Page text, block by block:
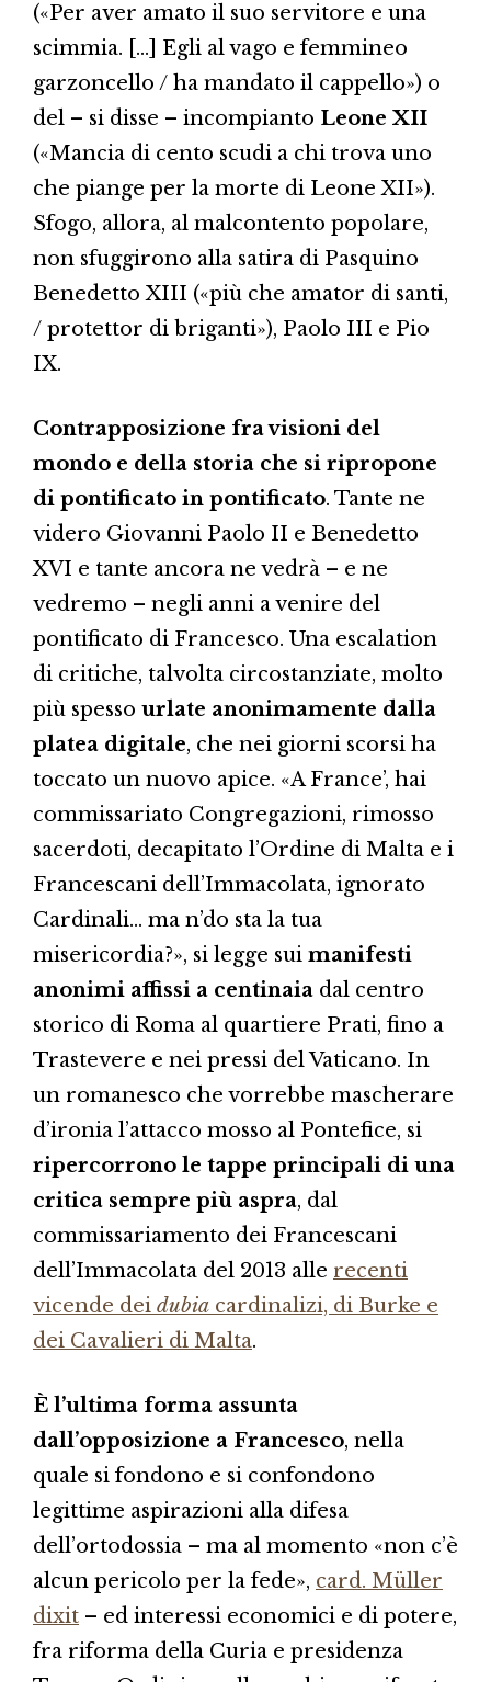
(«Per aver amato il suo servitore e una
scimmia. […] Egli al vago e femmineo
garzoncello / ha mandato il cappello») o
del – si disse – incompianto Leone XII
(«Mancia di cento scudi a chi trova uno
che piange per la morte di Leone XII»).
Sfogo, allora, al malcontento popolare,
non sfuggirono alla satira di Pasquino
Benedetto XIII («più che amator di santi,
/ protettor di briganti»), Paolo III e Pio
IX.
Contrapposizione fra visioni del
mondo e della storia che si ripropone
di pontificato in pontificato. Tante ne
videro Giovanni Paolo II e Benedetto
XVI e tante ancora ne vedrà – e ne
vedremo – negli anni a venire del
pontificato di Francesco. Una escalation
di critiche, talvolta circostanziate, molto
più spesso urlate anonimamente dalla
platea digitale, che nei giorni scorsi ha
toccato un nuovo apice. «A France’, hai
commissariato Congregazioni, rimosso
sacerdoti, decapitato l’Ordine di Malta e i
Francescani dell’Immacolata, ignorato
Cardinali… ma n’do sta la tua
misericordia?», si legge sui manifesti
anonimi affissi a centinaia dal centro
storico di Roma al quartiere Prati, fino a
Trastevere e nei pressi del Vaticano. In
un romanesco che vorrebbe mascherare
d’ironia l’attacco mosso al Pontefice, si
ripercorrono le tappe principali di una
critica sempre più aspra, dal
commissariamento dei Francescani
dell’Immacolata del 2013 alle recenti
vicende dei dubia cardinalizi, di Burke e
dei Cavalieri di Malta.
È l’ultima forma assunta
dall’opposizione a Francesco, nella
quale si fondono e si confondono
legittime aspirazioni alla difesa
dell’ortodossia – ma al momento «non c’è
alcun pericolo per la fede», card. Müller
dixit – ed interessi economici e di potere,
fra riforma della Curia e presidenza